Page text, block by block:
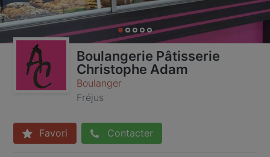
Boulangerie Pâtisserie
Christophe Adam
Boulanger
Fréjus
Favori Contacter